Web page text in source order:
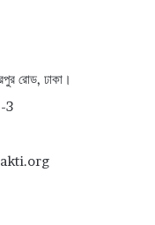
রোড, ঢাকা।
3